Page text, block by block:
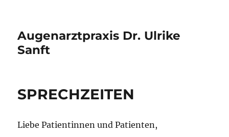
Augenarztpraxis Dr. Ulrike
Sanft
SPRECHZEITEN
Liebe Patientinnen und Patienten,